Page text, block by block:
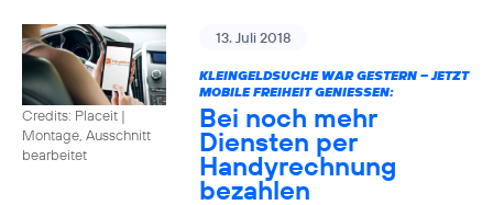
Credits: Placeit |
Montage, Ausschnitt
bearbeitet
13. Juli 2018
KLEINGELDSUCHE WAR GESTERN – JETZT
MOBILE FREIHEIT GENIESSEN:
Bei noch mehr
Diensten per
Handyrechnung
bezahlen